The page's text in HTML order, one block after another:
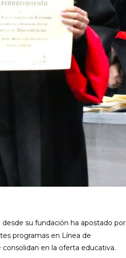
desde su fundación ha apostado por
programas en Línea de
en la oferta educativa.